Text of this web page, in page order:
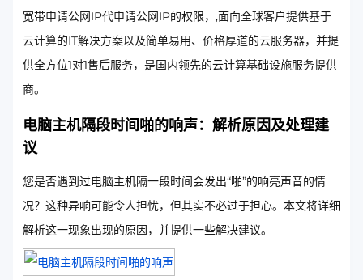
宽带申请公网IP代申请公网IP的权限，,面向全球客户提供基于
云计算的IT解决方案以及简单易用、价格厚道的云服务器，并提
供全方位1对1售后服务，是国内领先的云计算基础设施服务提供
商。
电脑主机隔段时间啪的响声：解析原因及处理建
议
您是否遇到过电脑主机隔一段时间会发出“啪”的响亮声音的情
况？这种异响可能令人担忧，但其实不必过于担心。本文将详细
解析这一现象出现的原因，并提供一些解决建议。